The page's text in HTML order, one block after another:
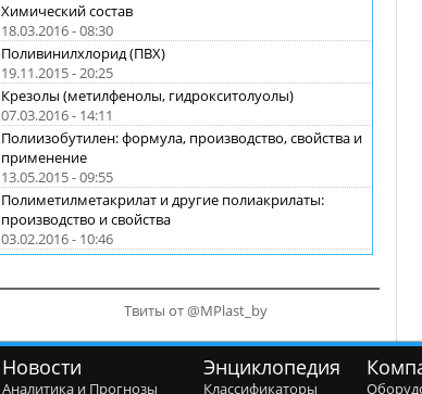
Химический состав
18.03.2016 - 08:30
Поливинилхлорид (ПВХ)
19.11.2015 - 20:25
Крезолы (метилфенолы, гидрокситолуолы)
07.03.2016 - 14:11
Полиизобутилен: формула, производство, свойства и
применение
13.05.2015 - 09:55
Полиметилметакрилат и другие полиакрилаты:
производство и свойства
03.02.2016 - 10:46
Твиты от @MPlast_by
Новости
Аналитика и Прогнозы
Энциклопедия
Классификаторы